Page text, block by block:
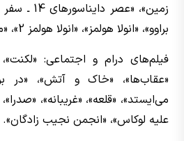
زمین»،
براوو»، «انولا هولمز»، «انولا هولمز 2»، «ماشین‌ها 2» و «مگ».
فیلم‌های درام و اجتماعی: «لکنت»،
«عقاب‌ها»، «خاک و آتش»، «در
می‌ایستد»، «قلعه»، «غریبانه»،
علیه لوکاس»، «انجمن نجیب زادگان».